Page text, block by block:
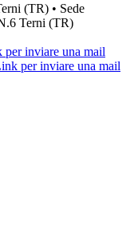
(TR) • Sede
Terni (TR)
per inviare una mail
per inviare una mail